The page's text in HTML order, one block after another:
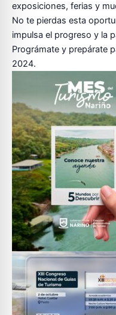
exposiciones, ferias y
No te pierdas esta
impulsa el progreso y la
Prográmate y prepárate
2024.